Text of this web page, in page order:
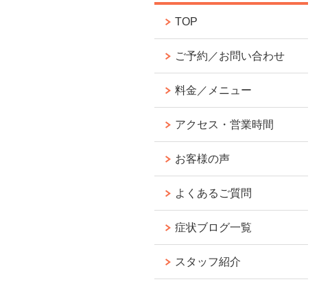
TOP
ご予約／お問い合わせ
料金／メニュー
アクセス・営業時間
お客様の声
よくあるご質問
症状ブログ一覧
スタッフ紹介